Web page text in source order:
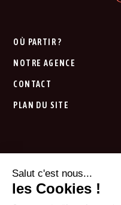
OÙ PARTIR ?
NOTRE AGENCE
CONTACT
PLAN DU SITE
SUISSE